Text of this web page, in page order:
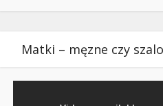
Matki – męzne czy